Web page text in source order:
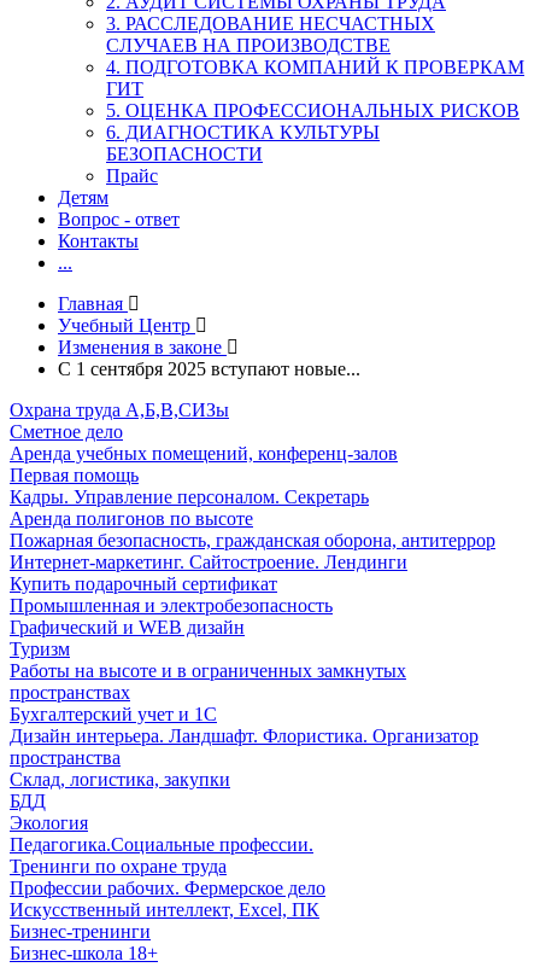
3. РАССЛЕДОВАНИЕ НЕСЧАСТНЫХ
СЛУЧАЕВ НА ПРОИЗВОДСТВЕ
4. ПОДГОТОВКА КОМПАНИЙ К ПРОВЕРКАМ
ГИТ
5. ОЦЕНКА ПРОФЕССИОНАЛЬНЫХ РИСКОВ
6. ДИАГНОСТИКА КУЛЬТУРЫ
БЕЗОПАСНОСТИ
Прайс
Детям
Вопрос - ответ
Контакты
...
Главная
Учебный Центр
Изменения в законе
С 1 сентября 2025 вступают новые...
Охрана труда А,Б,В,СИЗы
Сметное дело
Аренда учебных помещений, конференц-залов
Первая помощь
Кадры. Управление персоналом. Секретарь
Аренда полигонов по высоте
Пожарная безопасность, гражданская оборона, антитеррор
Интернет-маркетинг. Сайтостроение. Лендинги
Купить подарочный сертификат
Промышленная и электробезопасность
Графический и WEB дизайн
Туризм
Работы на высоте и в ограниченных замкнутых
пространствах
Бухгалтерский учет и 1С
Дизайн интерьера. Ландшафт. Флористика. Организатор
пространства
Склад, логистика, закупки
БДД
Экология
Педагогика.Социальные профессии.
Тренинги по охране труда
Профессии рабочих. Фермерское дело
Искусственный интеллект, Excel, ПК
Бизнес-тренинги
Бизнес-школа 18+